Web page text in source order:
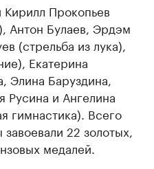
Кирилл Прокопьев
Антон Булаев, Эрдэм
(стрельба из лука),
Екатерина
Элина Баруздина,
Русина и Ангелина
гимнастика). Всего
22 золотых,
медалей.